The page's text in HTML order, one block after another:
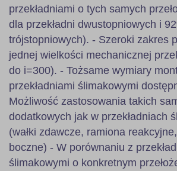
przekładniami o tych samych
dla przekładni dwustopniowych i
trójstopniowych). - Szeroki zakres
jednej wielkości mechanicznej
do i=300). - Tożsame wymiary
przekładniami ślimakowymi
Możliwość zastosowania takich
dodatkowych jak w przekładniach
(wałki zdawcze, ramiona
boczne) - W porównaniu z
ślimakowymi o konkretnym